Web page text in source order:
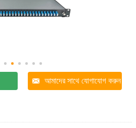
আমাদের সাথে যোগাযোগ করুন